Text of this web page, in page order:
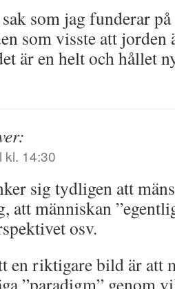
som jag funderar
som visste att
är en helt och hållet
kl. 14:30
sig tydligen att
att människan
osv.
en riktigare bild är att
”paradigm” genom